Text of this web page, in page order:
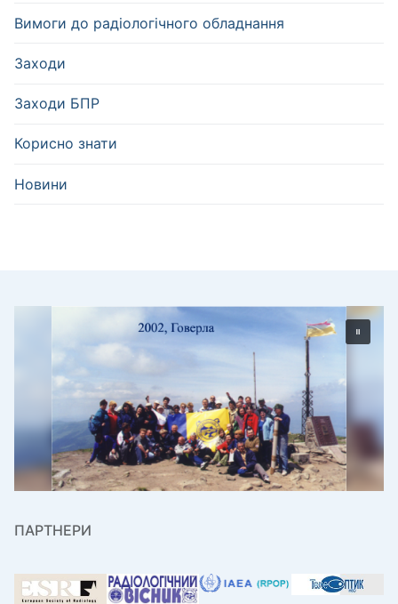
Вимоги до радіологічного обладнання
Заходи
Заходи БПР
Корисно знати
Новини
ПАРТНЕРИ